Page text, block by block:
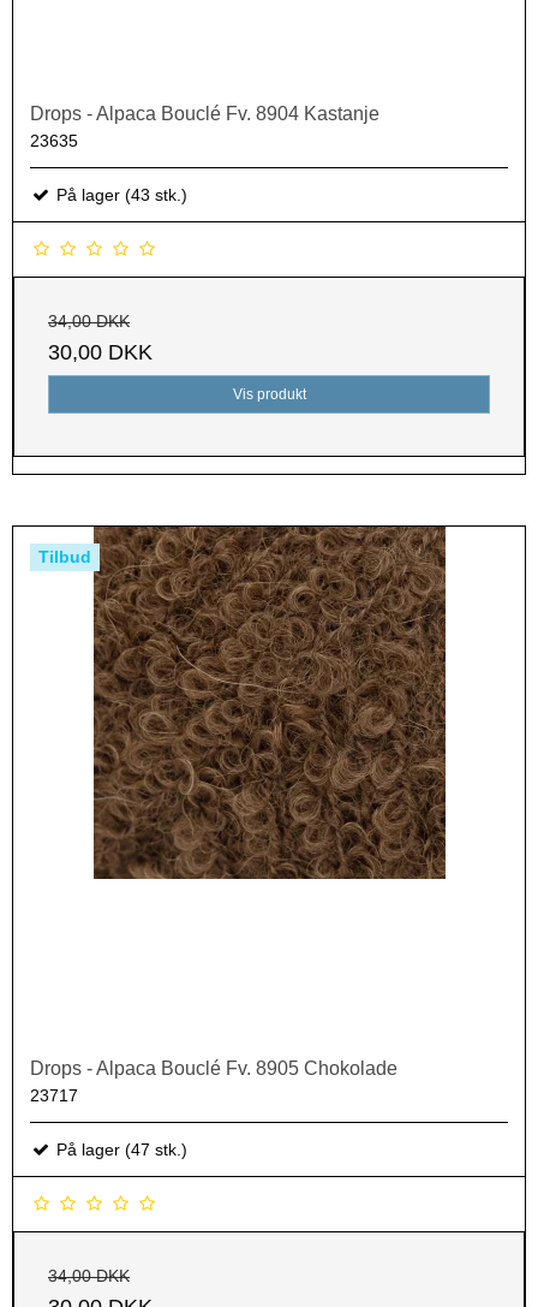
Drops - Alpaca Bouclé Fv. 8904 Kastanje
23635
På lager (43 stk.)
34,00 DKK
30,00 DKK
Vis produkt
Tilbud
Drops - Alpaca Bouclé Fv. 8905 Chokolade
23717
På lager (47 stk.)
34,00 DKK